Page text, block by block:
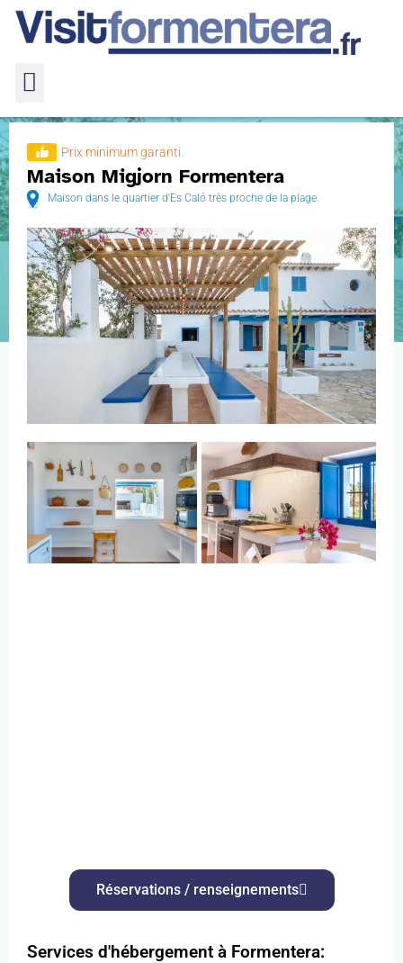
Maison Migjorn Formentera
Home Hébergements avec barbecue
Maison Migjorn Formentera
Prix ​​minimum garanti.
Maison Migjorn Formentera
Maison dans le quartier d'Es Caló très proche de la plage.
Réservations / renseignements
Services d'hébergement à Formentera: